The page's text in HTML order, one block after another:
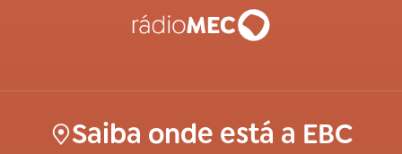
Saiba onde está a EBC